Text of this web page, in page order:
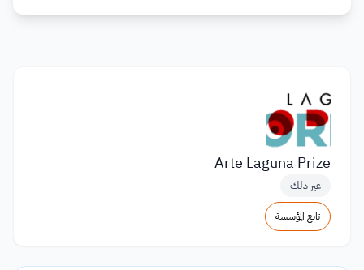
Arte Laguna Prize
غير ذلك
تابع المؤسسة